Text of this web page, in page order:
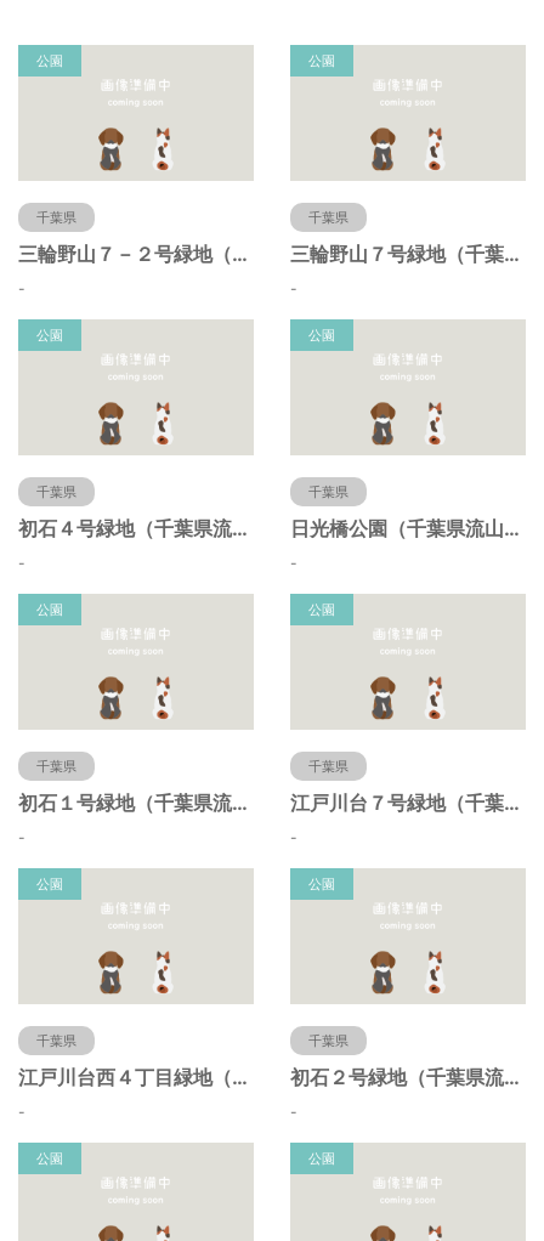
公園
千葉県
三輪野山７－２号緑地（千葉県流山市）
-
公園
千葉県
三輪野山７号緑地（千葉県流山市）
-
公園
千葉県
初石４号緑地（千葉県流山市）
-
公園
千葉県
日光橋公園（千葉県流山市）
-
公園
千葉県
初石１号緑地（千葉県流山市）
-
公園
千葉県
江戸川台７号緑地（千葉県流山市）
-
公園
千葉県
江戸川台西４丁目緑地（千葉県流山市）
-
公園
千葉県
初石２号緑地（千葉県流山市）
-
公園 公園